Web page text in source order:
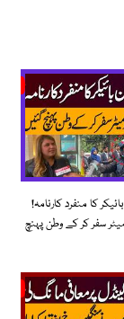
کا منفرد کارنامہ!
سفر کر کے وطن پہنچ